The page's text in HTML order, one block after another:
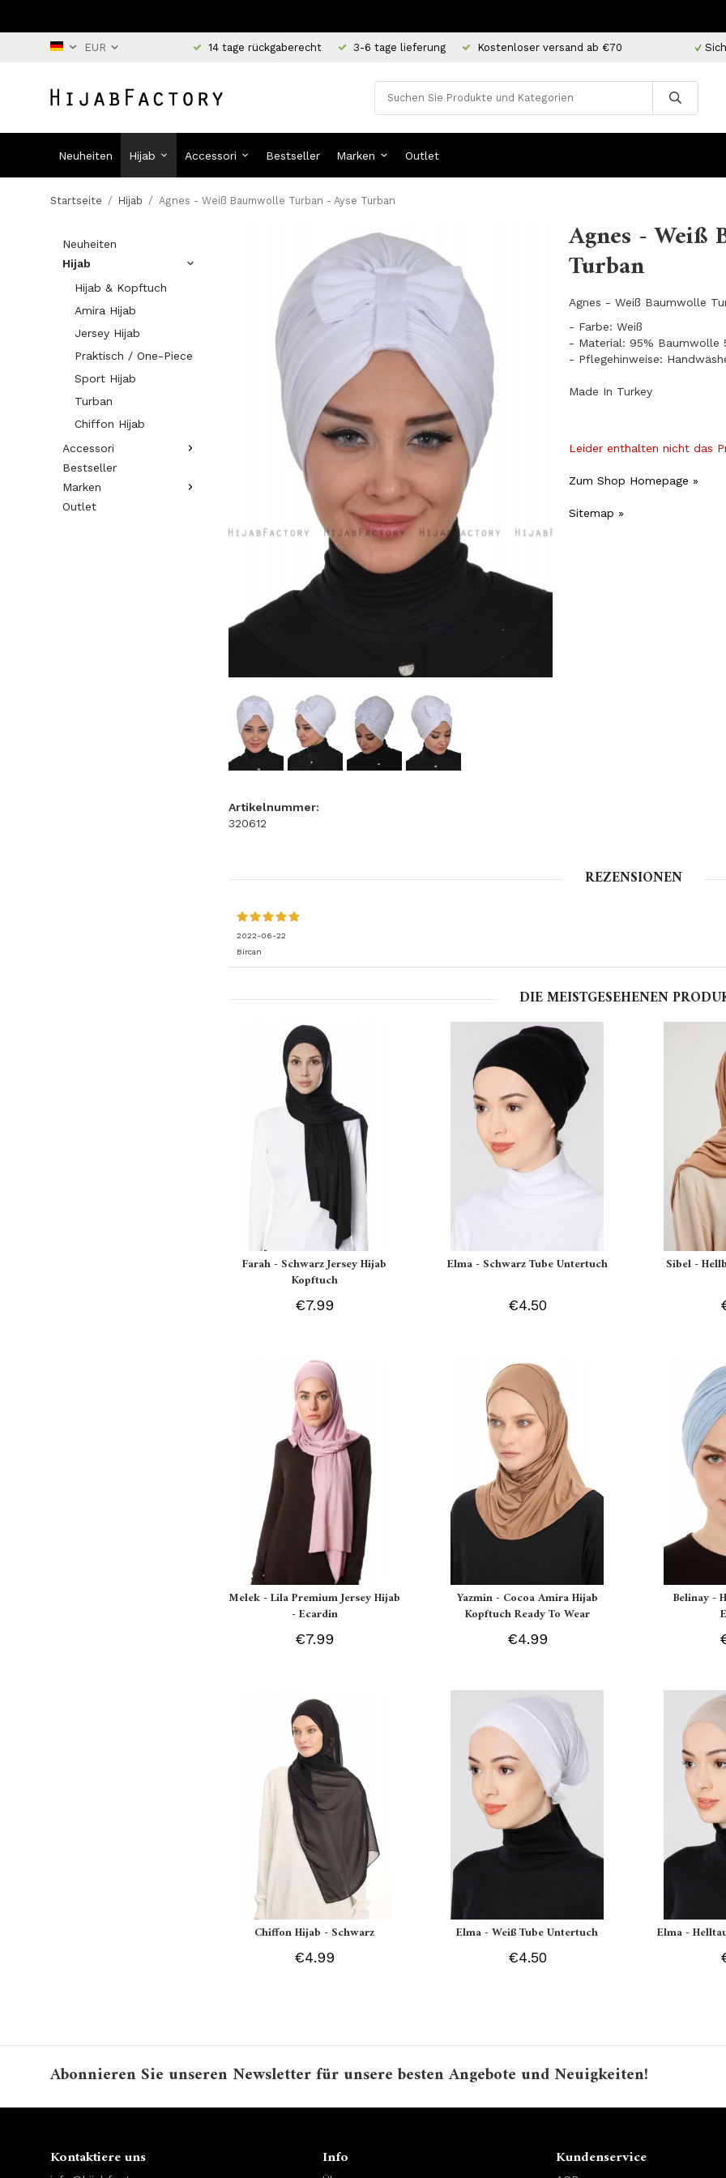
14 tage rückgaberecht 3-6 tage lieferung Kostenloser versand ab €70
Neuheiten Hijab Accessori Bestseller Marken Outlet
Startseite / Hijab / Agnes - Weiß Baumwolle Turban - Ayse Turban
Neuheiten
Hijab
Hijab & Kopftuch
Amira Hijab
Jersey Hijab
Praktisch / One-Piece
Sport Hijab
Turban
Chiffon Hijab
Accessori
Bestseller
Marken
Outlet
Agnes - Weiß
Turban
Agnes - Weiß Baumwolle
- Farbe: Weiß
- Material: 95% Baumwolle
- Pflegehinweise:
Made In Turkey
Leider enthalten nicht das
Zum Shop Homepage »
Sitemap »
Artikelnummer:
320612
REZENSIONEN
2022-06-22
Bircan
DIE MEISTGESEHENEN
Farah - Schwarz Jersey Hijab
Kopftuch
€7.99
Elma - Schwarz Tube Untertuch
€4.50
Sibel -
Melek - Lila Premium Jersey Hijab
- Ecardin
€7.99
Yazmin - Cocoa Amira Hijab
Kopftuch Ready To Wear
€4.99
Belinay -
Chiffon Hijab - Schwarz
€4.99
Elma - Weiß Tube Untertuch
€4.50
Elma -
Abonnieren Sie unseren Newsletter für unsere besten Angebote und Neuigkeiten!
Kontaktiere uns Info Kundenservice